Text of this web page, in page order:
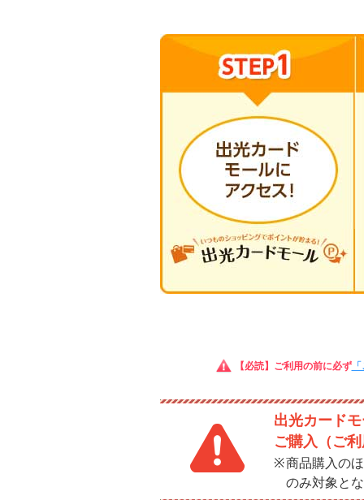
【必読】ご利用の前に必ず「
出光カード
ご購入（ご
商品購入の
のみ対象と